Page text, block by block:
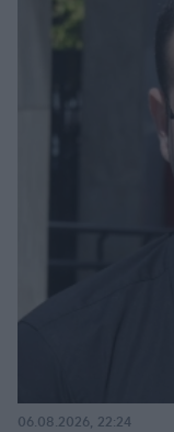
06.08.2026, 22:24